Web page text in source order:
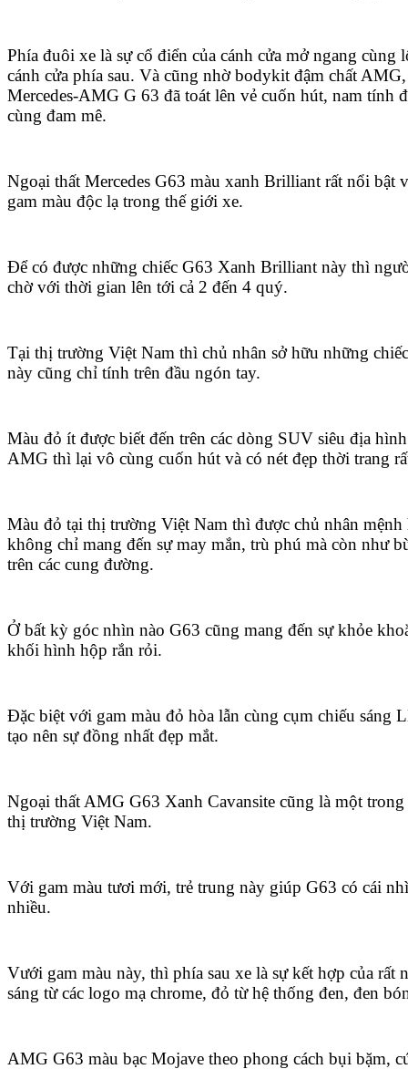
Phía đuôi xe là sự cổ điển của cánh cửa mở ngang cùng
cánh cửa phía sau. Và cũng nhờ bodykit đậm chất
Mercedes-AMG G 63 đã toát lên vẻ cuốn hút, nam tính
cùng đam mê.
Ngoại thất Mercedes G63 màu xanh Brilliant rất nổi bật
gam màu độc lạ trong thế giới xe.
Để có được những chiếc G63 Xanh Brilliant này thì
chờ với thời gian lên tới cả 2 đến 4 quý.
Tại thị trường Việt Nam thì chủ nhân sở hữu những
này cũng chỉ tính trên đầu ngón tay.
Màu đỏ ít được biết đến trên các dòng SUV siêu địa
AMG thì lại vô cùng cuốn hút và có nét đẹp thời trang
Màu đỏ tại thị trường Việt Nam thì được chủ nhân mệnh
không chỉ mang đến sự may mắn, trù phú mà còn như
trên các cung đường.
Ở bất kỳ góc nhìn nào G63 cũng mang đến sự khỏe
khối hình hộp rắn rỏi.
Đặc biệt với gam màu đỏ hòa lẫn cùng cụm chiếu sáng
tạo nên sự đồng nhất đẹp mắt.
Ngoại thất AMG G63 Xanh Cavansite cũng là một trong
thị trường Việt Nam.
Với gam màu tươi mới, trẻ trung này giúp G63 có cái
nhiều.
Vưới gam màu này, thì phía sau xe là sự kết hợp của rất
sáng từ các logo mạ chrome, đỏ từ hệ thống đen, đen
AMG G63 màu bạc Mojave theo phong cách bụi bặm,